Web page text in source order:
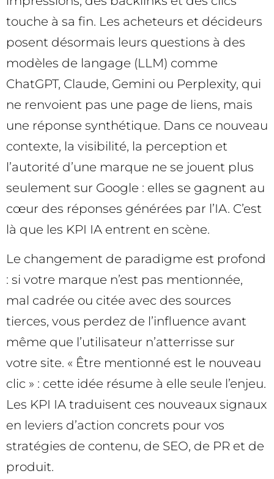
touche à sa fin. Les acheteurs et décideurs
posent désormais leurs questions à des
modèles de langage (LLM) comme
ChatGPT, Claude, Gemini ou Perplexity, qui
ne renvoient pas une page de liens, mais
une réponse synthétique. Dans ce nouveau
contexte, la visibilité, la perception et
l’autorité d’une marque ne se jouent plus
seulement sur Google : elles se gagnent au
cœur des réponses générées par l’IA. C’est
là que les KPI IA entrent en scène.
Le changement de paradigme est profond
: si votre marque n’est pas mentionnée,
mal cadrée ou citée avec des sources
tierces, vous perdez de l’influence avant
même que l’utilisateur n’atterrisse sur
votre site. « Être mentionné est le nouveau
clic » : cette idée résume à elle seule l’enjeu.
Les KPI IA traduisent ces nouveaux signaux
en leviers d’action concrets pour vos
stratégies de contenu, de SEO, de PR et de
produit.